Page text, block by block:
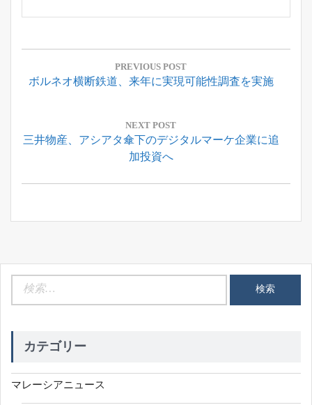
投
ナ
ー
ョ
PREVIOUS POST
Previous
ボルネオ横断鉄道、来年に実現可能性調査を実施
NEXT POST
Next
三井物産、アシアタ傘下のデジタルマーケ企業に追
加投資へ
カテゴリー
マレーシアニュース